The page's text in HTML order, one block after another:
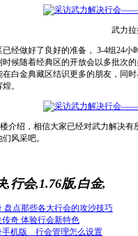
武力拉
做好了良好的准备， 3-4组24小
候随着经典区的开放会以多批次
白金典藏区结识更多的朋友，同
。
绍，相信大家已经对武力解决有
风采吧。
,行会,1.76版,白金,
盘点那些各大行会的攻沙技巧
奇 体验行会新特色
手机版 行会管理怎么设置